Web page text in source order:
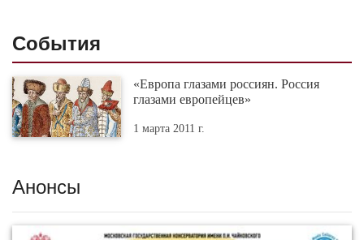
События
«Европа глазами россиян. Россия
глазами европейцев»
1 марта 2011 г.
Анонсы